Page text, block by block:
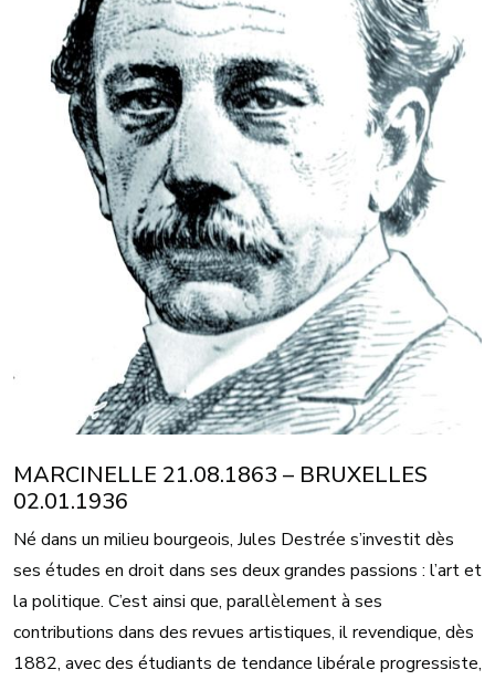
MARCINELLE 21.08.1863 – BRUXELLES
02.01.1936
Né dans un milieu bourgeois, Jules Destrée s’investit dès
ses études en droit dans ses deux grandes passions : l’art et
la politique. C’est ainsi que, parallèlement à ses
contributions dans des revues artistiques, il revendique, dès
1882, avec des étudiants de tendance libérale progressiste,